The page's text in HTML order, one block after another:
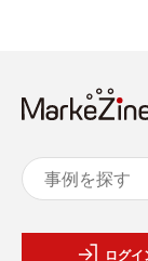
ログイ